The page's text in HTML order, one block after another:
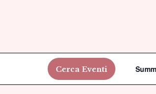
Cerca Eventi